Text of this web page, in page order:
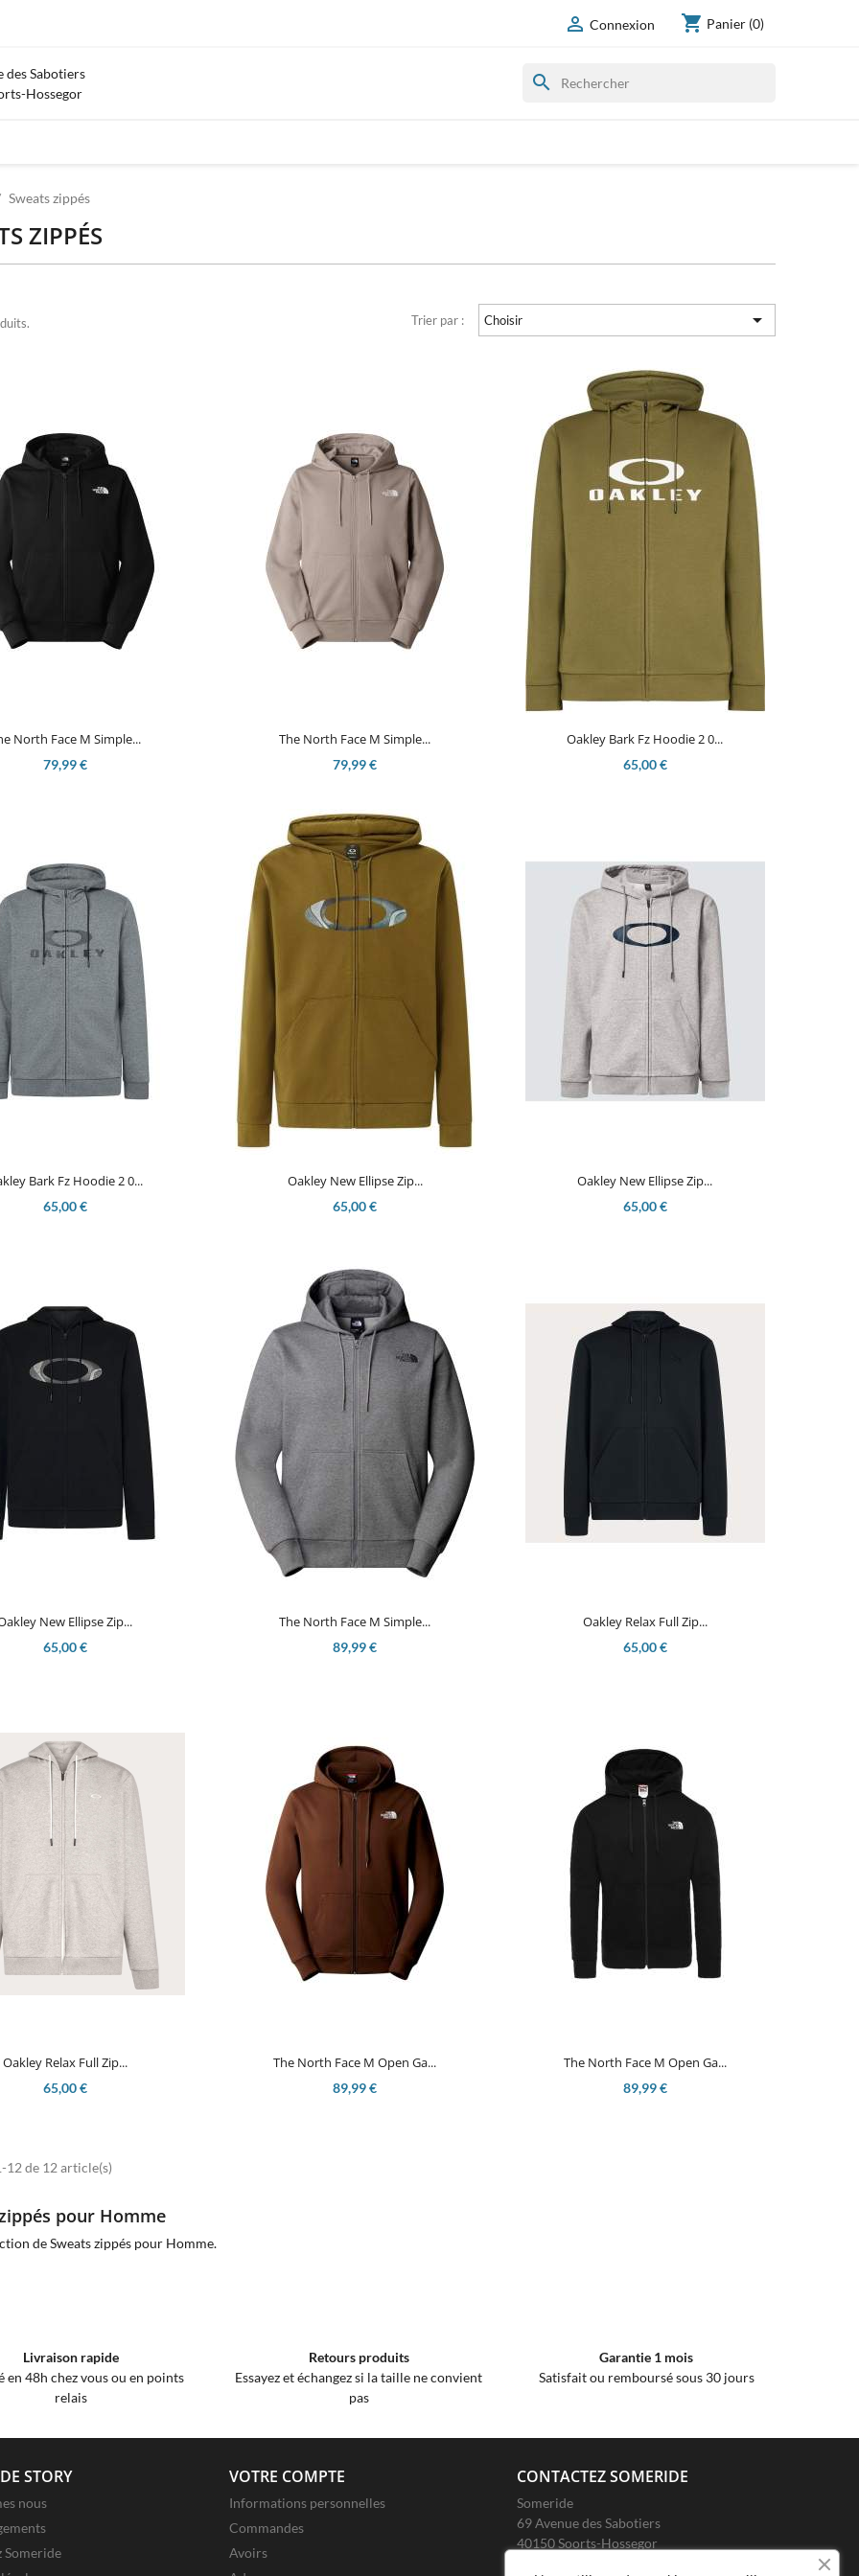
 Connexion shopping_cart Panier (0)
des Sabotiers
Hossegor
search
Sweats zippés
ZIPPÉS
Trier par : Choisir 
Aperçu rapide
North Face M Simple...
79,99 €
Aperçu rapide
The North Face M Simple...
79,99 €
Aperçu rapide
Oakley Bark Fz Hoodie 2 0...
65,00 €
Aperçu rapide
Bark Fz Hoodie 2 0...
65,00 €
 Aperçu rapide
Oakley New Ellipse Zip...
65,00 €
 Aperçu rapide
Oakley New Ellipse Zip...
65,00 €
Aperçu rapide
New Ellipse Zip...
65,00 €
Aperçu rapide
The North Face M Simple...
89,99 €
Aperçu rapide
Oakley Relax Full Zip...
65,00 €
Aperçu rapide
Oakley Relax Full Zip...
65,00 €
Aperçu rapide
The North Face M Open Ga...
89,99 €
Aperçu rapide
The North Face M Open Ga...
89,99 €
12 de 12 article(s)
pour Homme
de Sweats zippés pour Homme.
Livraison rapide
en 48h chez vous ou en points
relais
Retours produits
Essayez et échangez si la taille ne convient
pas
Garantie 1 mois
Satisfait ou remboursé sous 30 jours
STORY
nous
Someride
VOTRE COMPTE
Informations personnelles
Commandes
Avoirs
CONTACTEZ SOMERIDE
Someride
69 Avenue des Sabotiers
40150 Soorts-Hossegor